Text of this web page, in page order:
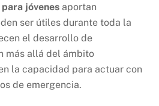
jóvenes aportan
ser útiles durante toda la
el desarrollo de
más allá del ámbito
la capacidad para actuar con
de emergencia.